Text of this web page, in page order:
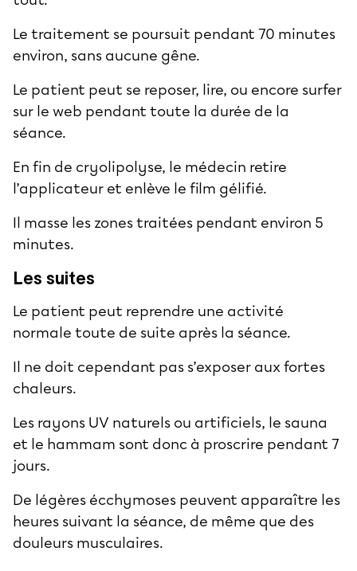
Le traitement se poursuit pendant 70 minutes
environ, sans aucune gêne.
Le patient peut se reposer, lire, ou encore surfer
sur le web pendant toute la durée de la
séance.
En fin de cryolipolyse, le médecin retire
l’applicateur et enlève le film gélifié.
Il masse les zones traitées pendant environ 5
minutes.
Les suites
Le patient peut reprendre une activité
normale toute de suite après la séance.
Il ne doit cependant pas s’exposer aux fortes
chaleurs.
Les rayons UV naturels ou artificiels, le sauna
et le hammam sont donc à proscrire pendant 7
jours.
De légères écchymoses peuvent apparaître les
heures suivant la séance, de même que des
douleurs musculaires.